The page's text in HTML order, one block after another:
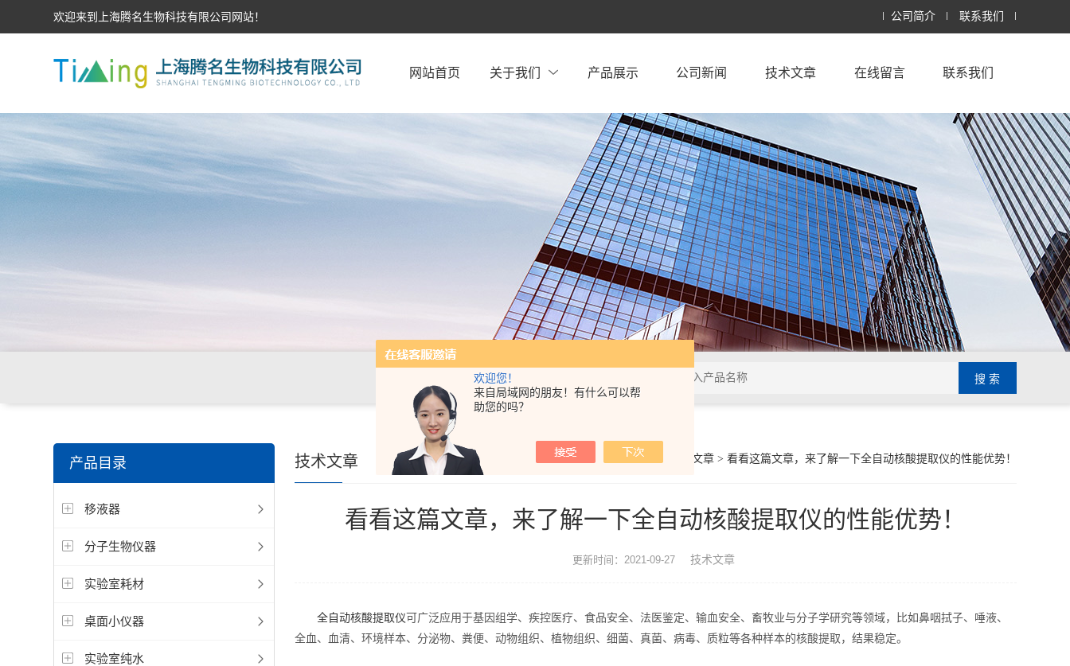
欢迎您！
来自局域网的朋友！有什么可以帮
助您的吗？
欢迎来到上海腾名生物科技有限公司网站！ 公司简介 联系我们
网站首页 关于我们 产品展示 公司新闻 技术文章 在线留言 联系我们
产品目录
移液器
分子生物仪器
实验室耗材
桌面小仪器
实验室纯水
你的位置：首页 技术文章> 看看这篇文章，来了解一下全自动核酸提取仪的性能优势！
技术文章
看看这篇文章，来了解一下全自动核酸提取仪的性能优势！
更新时间：2021-09-27 技术文章
全自动核酸提取仪可广泛应用于基因组学、疾控医疗、食品安全、法医鉴定、输血安全、畜牧业与分子学研究等领域，比如鼻咽拭子、唾液、
全血、血清、环境样本、分泌物、粪便、动物组织、植物组织、细菌、真菌、病毒、质粒等各种样本的核酸提取，结果稳定。